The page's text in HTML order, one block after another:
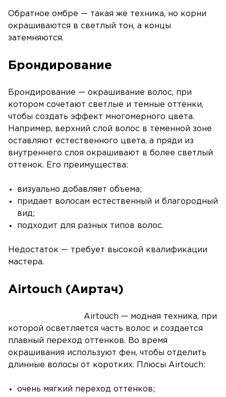
Обратное омбре — такая же техника, но корни
окрашиваются в светлый тон, а концы
затемняются.
Брондирование
Брондирование — окрашивание волос, при
котором сочетают светлые и темные оттенки,
чтобы создать эффект многомерного цвета.
Например, верхний слой волос в теменной зоне
оставляют естественного цвета, а пряди из
внутреннего слоя окрашивают в более светлый
оттенок. Его преимущества:
визуально добавляет объема;
придает волосам естественный и благородный
вид;
подходит для разных типов волос.
Недостаток — требует высокой квалификации
мастера.
Airtouch (Аиртач)
Airtouch — модная техника, при
которой осветляется часть волос и создается
плавный переход оттенков. Во время
окрашивания используют фен, чтобы отделить
длинные волосы от коротких. Плюсы Airtouch:
очень мягкий переход оттенков;